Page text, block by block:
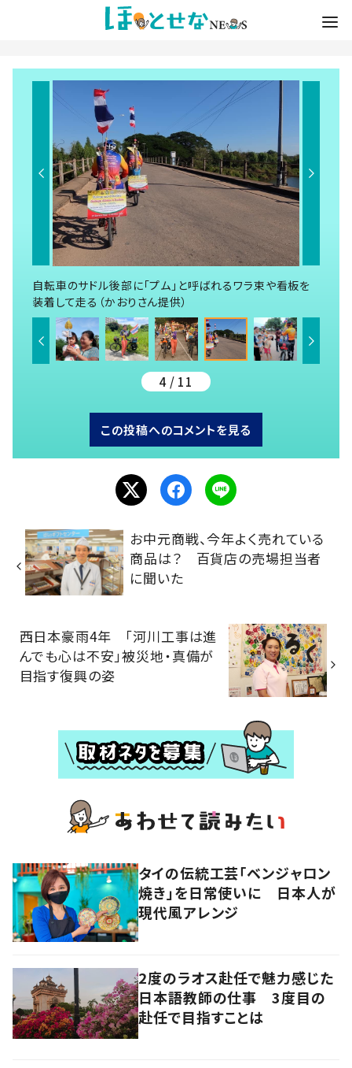
自転車のサドル後部に「プム」と呼ばれるワラ束や看板を
装着して走る（かおりさん提供）
4 / 11
この投稿へのコメントを見る
お中元商戦、今年よく売れている
商品は？ 百貨店の売場担当者
に聞いた
西日本豪雨4年 「河川工事は進
んでも心は不安」被災地・真備が
目指す復興の姿
タイの伝統工芸「ベンジャロン
焼き」を日常使いに 日本人が
現代風アレンジ
2度のラオス赴任で魅力感じた
日本語教師の仕事 3度目の
赴任で目指すことは